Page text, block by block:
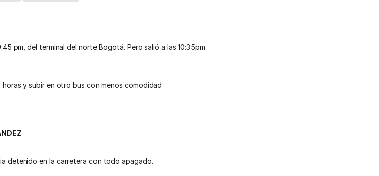
pm, del terminal del norte Bogotá. Pero salió a las 10:35pm
y subir en otro bus con menos comodidad
detenido en la carretera con todo apagado.